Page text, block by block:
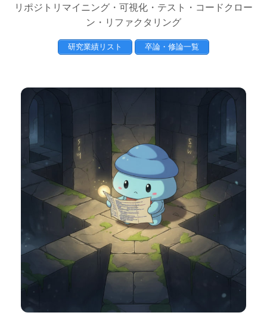
リポジトリマイニング・可視化・テスト・コードクロー
ン・リファクタリング
研究業績リスト 卒論・修論一覧